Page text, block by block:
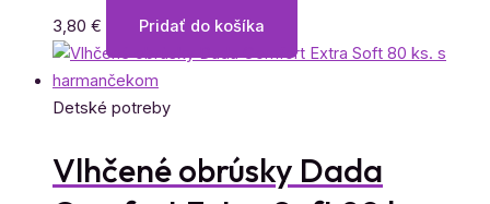
3,80 € Pridať do košíka
Detské potreby
Vlhčené obrúsky Dada